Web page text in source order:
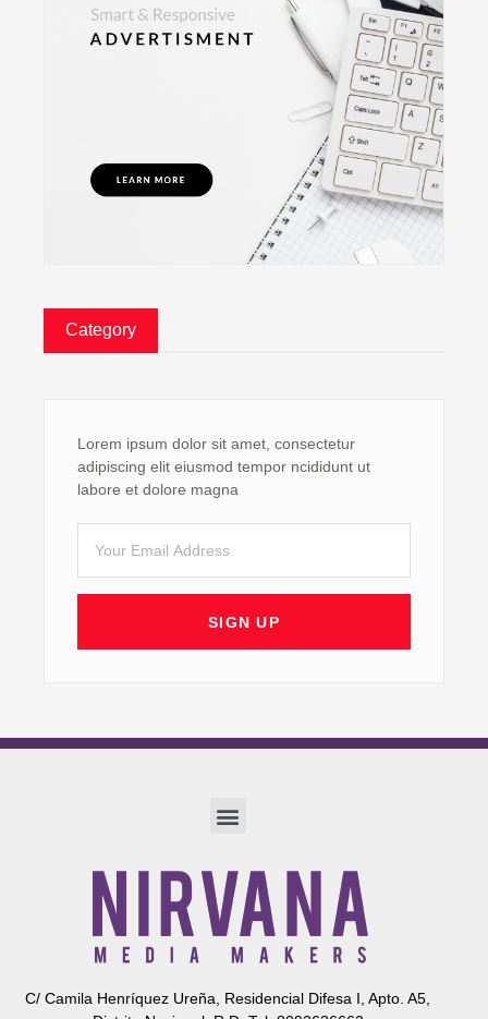
Category
Lorem ipsum dolor sit amet, consectetur
adipiscing elit eiusmod tempor ncididunt ut
labore et dolore magna
SIGN UP
Menu
C/ Camila Henríquez Ureña, Residencial Difesa I, Apto. A5,